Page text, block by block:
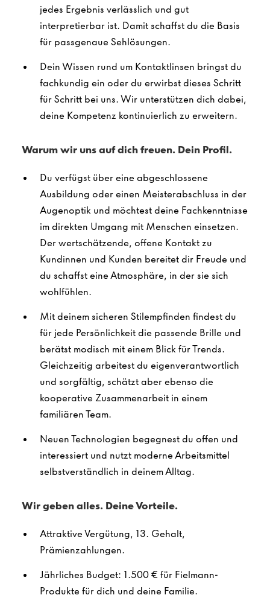
jedes Ergebnis verlässlich und gut
interpretierbar ist. Damit schaffst du die Basis
für passgenaue Sehlösungen.
Dein Wissen rund um Kontaktlinsen bringst du
fachkundig ein oder du erwirbst dieses Schritt
für Schritt bei uns. Wir unterstützen dich dabei,
deine Kompetenz kontinuierlich zu erweitern.
Warum wir uns auf dich freuen. Dein Profil.
Du verfügst über eine abgeschlossene
Ausbildung oder einen Meisterabschluss in der
Augenoptik und möchtest deine Fachkenntnisse
im direkten Umgang mit Menschen einsetzen.
Der wertschätzende, offene Kontakt zu
Kundinnen und Kunden bereitet dir Freude und
du schaffst eine Atmosphäre, in der sie sich
wohlfühlen.
Mit deinem sicheren Stilempfinden findest du
für jede Persönlichkeit die passende Brille und
berätst modisch mit einem Blick für Trends.
Gleichzeitig arbeitest du eigenverantwortlich
und sorgfältig, schätzt aber ebenso die
kooperative Zusammenarbeit in einem
familiären Team.
Neuen Technologien begegnest du offen und
interessiert und nutzt moderne Arbeitsmittel
selbstverständlich in deinem Alltag.
Wir geben alles. Deine Vorteile.
Attraktive Vergütung, 13. Gehalt,
Prämienzahlungen.
Jährliches Budget: 1.500 € für Fielmann-
Produkte für dich und deine Familie.